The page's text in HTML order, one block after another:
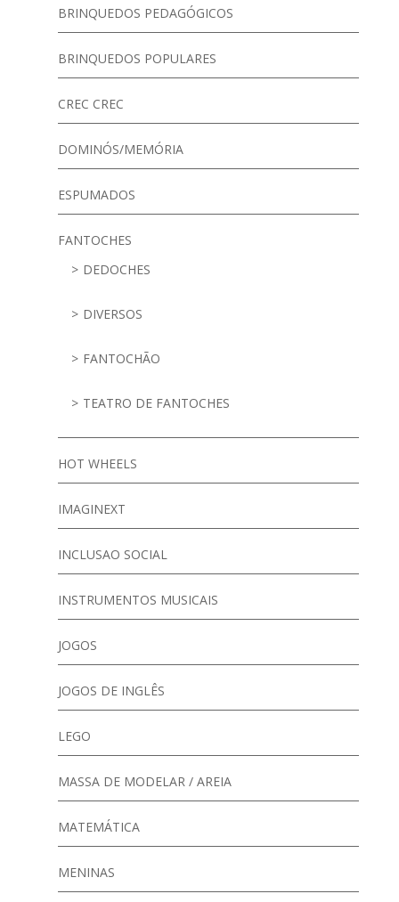
BRINQUEDOS PEDAGÓGICOS
BRINQUEDOS POPULARES
CREC CREC
DOMINÓS/MEMÓRIA
ESPUMADOS
FANTOCHES
DEDOCHES
DIVERSOS
FANTOCHÃO
TEATRO DE FANTOCHES
HOT WHEELS
IMAGINEXT
INCLUSAO SOCIAL
INSTRUMENTOS MUSICAIS
JOGOS
JOGOS DE INGLÊS
LEGO
MASSA DE MODELAR / AREIA
MATEMÁTICA
MENINAS